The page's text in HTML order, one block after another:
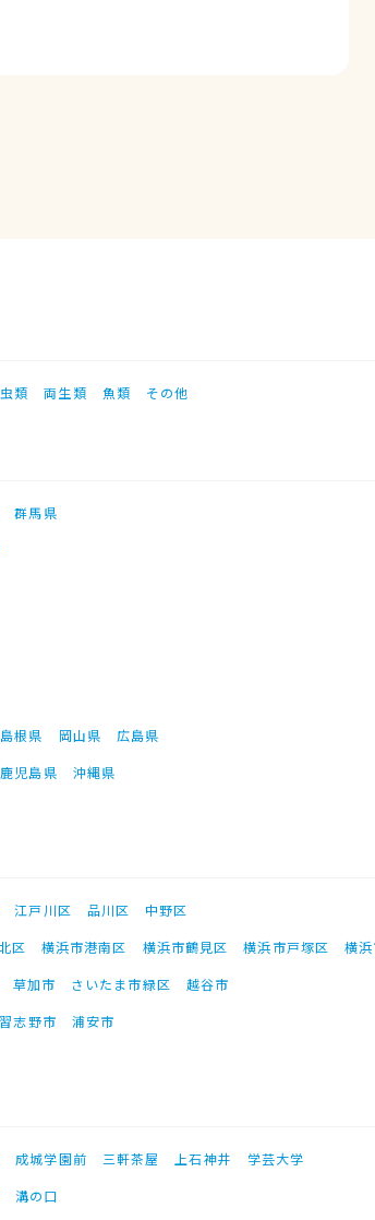
類 両生類 魚類 その他
群馬県
島根県 岡山県
広島県
鹿児島県 沖縄県
江戸川区 品川区
中野区
区 横浜市港南区 横浜市鶴見区 横浜市戸塚区
横
草加市 さいたま市緑区
越谷市
習志野市 浦安市
成城学園前 三軒茶屋 上石神井
学芸大学
溝の口